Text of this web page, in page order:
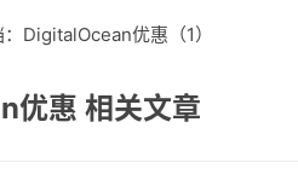
DigitalOcean优惠（1）
优惠 相关文章